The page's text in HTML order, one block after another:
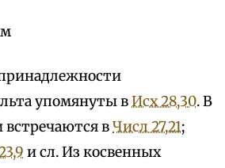
упомянуты вИсх 28,30. В
вЧисл 27,21;
и сл. Из косвенных